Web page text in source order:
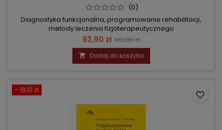
(0)
Diagnostyka funkcjonalna, programowanie rehabilitacji,
metody leczenia fizjoterapeutycznego
Cena
92,90 zł Cena
podstawowa
109,00 zł
 Dodaj do koszyka
- 19,10 zł
favorite_border